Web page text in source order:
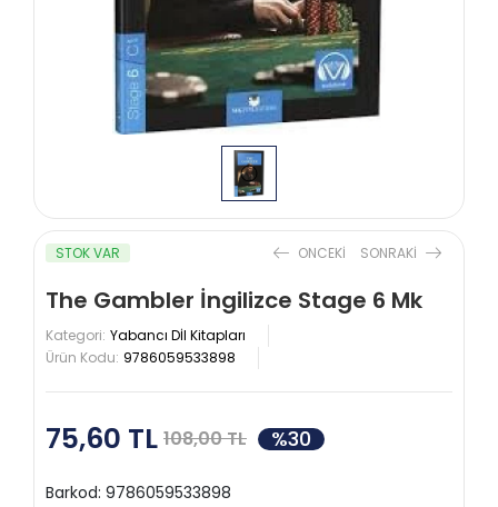
STOK VAR ONCEKI SONRAKI
The Gambler İngilizce Stage 6 Mk
Kategori: Yabancı Dİl Kitapları
Ürün Kodu: 9786059533898
75,60 TL 108,00 TL %30
Barkod: 9786059533898